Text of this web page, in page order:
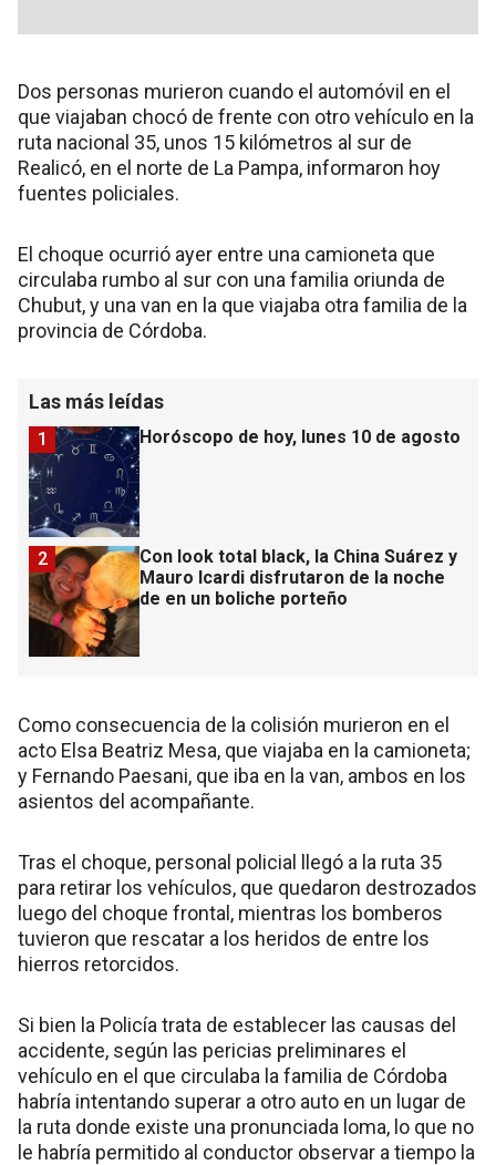
Dos personas murieron cuando el automóvil en el
que viajaban chocó de frente con otro vehículo en la
ruta nacional 35, unos 15 kilómetros al sur de
Realicó, en el norte de La Pampa, informaron hoy
fuentes policiales.
El choque ocurrió ayer entre una camioneta que
circulaba rumbo al sur con una familia oriunda de
Chubut, y una van en la que viajaba otra familia de la
provincia de Córdoba.
Las más leídas
Horóscopo de hoy, lunes 10 de agosto
1
Con look total black, la China Suárez y
Mauro Icardi disfrutaron de la noche
de en un boliche porteño
2
Como consecuencia de la colisión murieron en el
acto Elsa Beatriz Mesa, que viajaba en la camioneta;
y Fernando Paesani, que iba en la van, ambos en los
asientos del acompañante.
Tras el choque, personal policial llegó a la ruta 35
para retirar los vehículos, que quedaron destrozados
luego del choque frontal, mientras los bomberos
tuvieron que rescatar a los heridos de entre los
hierros retorcidos.
Si bien la Policía trata de establecer las causas del
accidente, según las pericias preliminares el
vehículo en el que circulaba la familia de Córdoba
habría intentando superar a otro auto en un lugar de
la ruta donde existe una pronunciada loma, lo que no
le habría permitido al conductor observar a tiempo la